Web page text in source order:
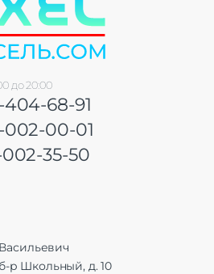
до 20:00
404-68-91
002-00-01
35-50
р Школьный, д. 10